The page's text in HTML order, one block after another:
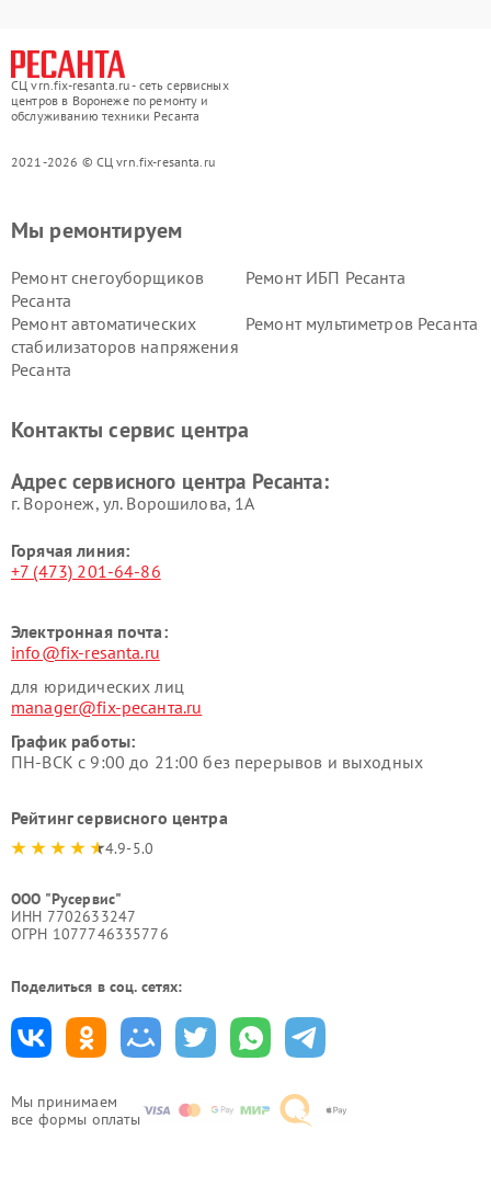
СЦ vrn.fix-resanta.ru - сеть сервисных
центров в Воронеже по ремонту и
обслуживанию техники Ресанта
2021-2026 © СЦ vrn.fix-resanta.ru
Мы принимаем
все формы оплаты
Мы ремонтируем
Ремонт снегоуборщиков
Ресанта
Ремонт ИБП Ресанта
Ремонт автоматических
стабилизаторов напряжения
Ресанта
Ремонт мультиметров Ресанта
Контакты сервис центра
Адрес сервисного центра Ресанта:
г. Воронеж, ул. Ворошилова, 1А
Горячая линия:
+7 (473) 201-64-86
Электронная почта:
info@fix-resanta.ru
для юридических лиц
manager@fix-ресанта.ru
График работы:
ПН-ВСК с 9:00 до 21:00 без перерывов и выходных
Рейтинг сервисного центра
4.9-5.0
ООО "Русервис"
ИНН 7702633247
ОГРН 1077746335776
Поделиться в соц. сетях: